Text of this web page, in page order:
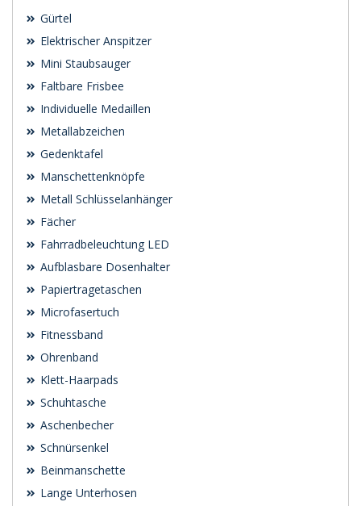
Gürtel
Elektrischer Anspitzer
Mini Staubsauger
Faltbare Frisbee
Individuelle Medaillen
Metallabzeichen
Gedenktafel
Manschettenknöpfe
Metall Schlüsselanhänger
Fächer
Fahrradbeleuchtung LED
Aufblasbare Dosenhalter
Papiertragetaschen
Microfasertuch
Fitnessband
Ohrenband
Klett-Haarpads
Schuhtasche
Aschenbecher
Schnürsenkel
Beinmanschette
Lange Unterhosen